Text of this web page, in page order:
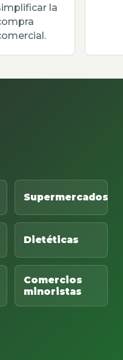
la
Supermercados
Dietéticas
Comercios
minoristas